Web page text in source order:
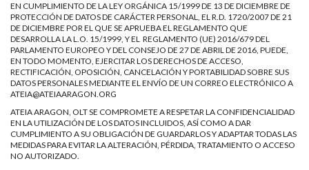
EN CUMPLIMIENTO DE LA LEY ORGÁNICA 15/1999 DE 13 DE DICIEMBRE DE
PROTECCIÓN DE DATOS DE CARÁCTER PERSONAL, EL R.D. 1720/2007 DE 21
DE DICIEMBRE POR EL QUE SE APRUEBA EL REGLAMENTO QUE
DESARROLLA LA L.O. 15/1999, Y EL REGLAMENTO (UE) 2016/679 DEL
PARLAMENTO EUROPEO Y DEL CONSEJO DE 27 DE ABRIL DE 2016, PUEDE,
EN TODO MOMENTO, EJERCITAR LOS DERECHOS DE ACCESO,
RECTIFICACIÓN, OPOSICIÓN, CANCELACIÓN Y PORTABILIDAD SOBRE SUS
DATOS PERSONALES MEDIANTE EL ENVÍO DE UN CORREO ELECTRÓNICO A
ATEIA@ATEIAARAGON.ORG
ATEIA ARAGON, OLT SE COMPROMETE A RESPETAR LA CONFIDENCIALIDAD
EN LA UTILIZACIÓN DE LOS DATOS INCLUIDOS, ASÍ COMO A DAR
CUMPLIMIENTO A SU OBLIGACIÓN DE GUARDARLOS Y ADAPTAR TODAS LAS
MEDIDAS PARA EVITAR LA ALTERACIÓN, PÉRDIDA, TRATAMIENTO O ACCESO
NO AUTORIZADO.